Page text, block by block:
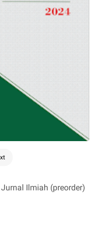
Ilmiah (preorder)